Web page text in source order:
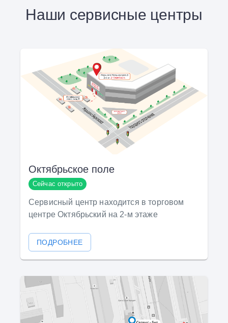
Наши сервисные центры
Октябрьское поле
Сейчас открыто
Сервисный центр находится в торговом
центре Октябрьский на 2-м этаже
ПОДРОБНЕЕ